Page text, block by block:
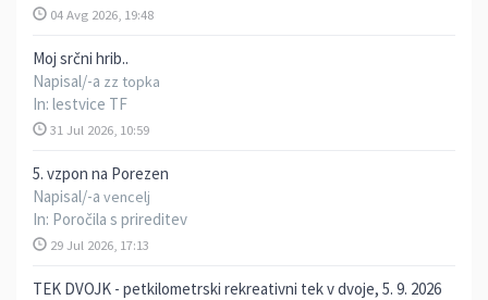
04 Avg 2026, 19:48
Moj srčni hrib..
Napisal/-a zz topka
In: lestvice TF
31 Jul 2026, 10:59
5. vzpon na Porezen
Napisal/-a vencelj
In: Poročila s prireditev
29 Jul 2026, 17:13
TEK DVOJK - petkilometrski rekreativni tek v dvoje, 5. 9. 2026